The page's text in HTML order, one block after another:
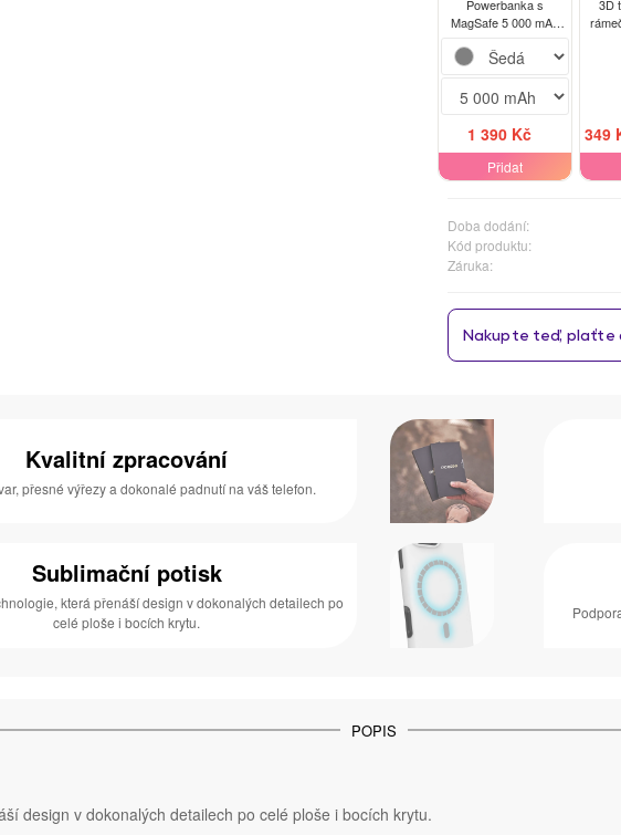
Powerbanka s
MagSafe 5 000 mAh
1 390 Kč
Přidat
3D
349
Doba dodání:
Kód produktu:
Záruka:
Kvalitní zpracování
přesné výřezy a dokonalé padnutí na váš telefon.
Sublimační potisk
která přenáší design v dokonalých detailech po
celé ploše i bocích krytu.
POPIS
design v dokonalých detailech po celé ploše i bocích krytu.